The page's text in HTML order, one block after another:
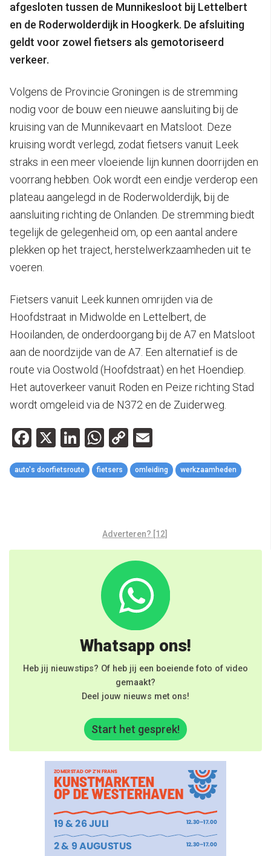
afgesloten tussen de Munnikesloot bij Lettelbert
en de Roderwolderdijk in Hoogkerk. De afsluiting
geldt voor zowel fietsers als gemotoriseerd
verkeer.
Volgens de Provincie Groningen is de stremming
nodig voor de bouw een nieuwe aansluiting bij de
kruising van de Munnikevaart en Matsloot. Deze
kruising wordt verlegd, zodat fietsers vanuit Leek
straks in een meer vloeiende lijn kunnen doorrijden en
voorrang hebben. Ook wordt een eindje verderop een
plateau aangelegd in de Roderwolderdijk, bij de
aansluiting richting de Onlanden. De stremming biedt
tegelijk de gelegenheid om, op een aantal andere
plekken op het traject, herstelwerkzaamheden uit te
voeren.
Fietsers vanuit Leek kunnen omrijden via de
Hoofdstraat in Midwolde en Lettelbert, de
Hooilanden, de onderdoorgang bij de A7 en Matsloot
aan de noordzijde van de A7. Een alternatief is de
route via Oostwold (Hoofdstraat) en het Hoendiep.
Het autoverkeer vanuit Roden en Peize richting Stad
wordt omgeleid via de N372 en de Zuiderweg.
Facebook
X LinkedIn
WhatsApp
Copy
Link
auto's doorfietsroute fietsers omleiding werkzaamheden
Adverteren? [12]
Whatsapp ons!
Heb jij nieuwstips? Of heb jij een boeiende foto of video
gemaakt?
Deel jouw nieuws met ons!
Start het gesprek!